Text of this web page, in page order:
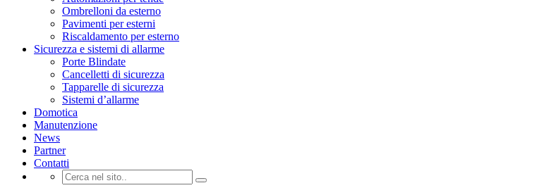
Ombrelloni da esterno
Pavimenti per esterni
Riscaldamento per esterno
Sicurezza e sistemi di allarme
Porte Blindate
Cancelletti di sicurezza
Tapparelle di sicurezza
Sistemi d’allarme
Domotica
Manutenzione
News
Partner
Contatti